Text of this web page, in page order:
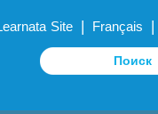
Site | Français |